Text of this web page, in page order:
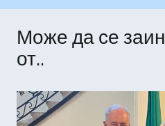
Може да се
от..